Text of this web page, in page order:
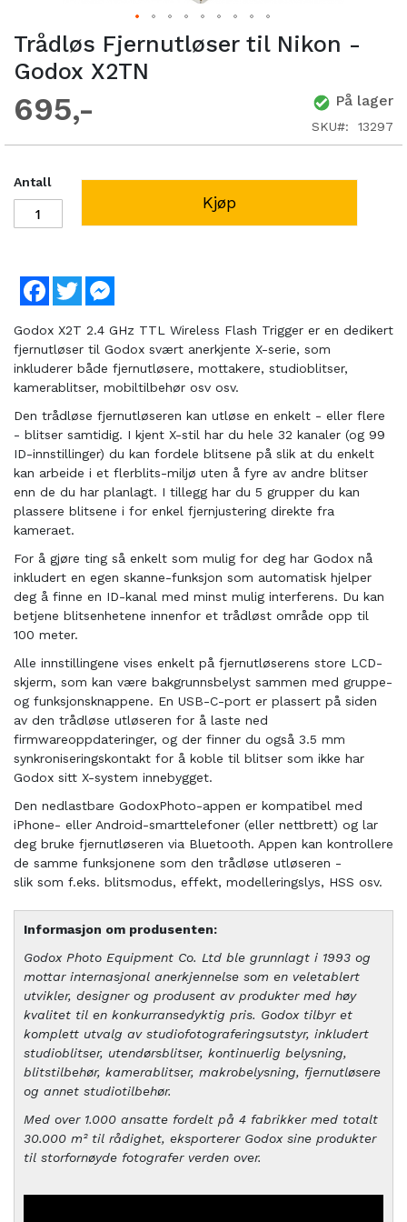
Trådløs Fjernutløser til Nikon -
Godox X2TN
695 På lager
SKU 13297
Antall
Kjøp
Facebook
Twitter
Godox X2T 2.4 GHz TTL Wireless Flash Trigger er en dedikert
fjernutløser til Godox svært anerkjente X-serie, som
inkluderer både fjernutløsere, mottakere, studioblitser,
kamerablitser, mobiltilbehør osv osv.
Den trådløse fjernutløseren kan utløse en enkelt - eller flere
- blitser samtidig. I kjent X-stil har du hele 32 kanaler (og 99
ID-innstillinger) du kan fordele blitsene på slik at du enkelt
kan arbeide i et flerblits-miljø uten å fyre av andre blitser
enn de du har planlagt. I tillegg har du 5 grupper du kan
plassere blitsene i for enkel fjernjustering direkte fra
kameraet.
For å gjøre ting så enkelt som mulig for deg har Godox nå
inkludert en egen skanne-funksjon som automatisk hjelper
deg å finne en ID-kanal med minst mulig interferens. Du kan
betjene blitsenhetene innenfor et trådløst område opp til
100 meter.
Alle innstillingene vises enkelt på fjernutløserens store LCD-
skjerm, som kan være bakgrunnsbelyst sammen med gruppe-
og funksjonsknappene. En USB-C-port er plassert på siden
av den trådløse utløseren for å laste ned
firmwareoppdateringer, og der finner du også 3.5 mm
synkroniseringskontakt for å koble til blitser som ikke har
Godox sitt X-system innebygget.
Den nedlastbare GodoxPhoto-appen er kompatibel med
iPhone- eller Android-smarttelefoner (eller nettbrett) og lar
deg bruke fjernutløseren via Bluetooth. Appen kan kontrollere
de samme funksjonene som den trådløse utløseren -
slik som f.eks. blitsmodus, effekt, modelleringslys, HSS osv.
Informasjon om produsenten:
Godox Photo Equipment Co. Ltd ble grunnlagt i 1993 og
mottar internasjonal anerkjennelse som en veletablert
utvikler, designer og produsent av produkter med høy
kvalitet til en konkurransedyktig pris. Godox tilbyr et
komplett utvalg av studiofotograferingsutstyr, inkludert
studioblitser, utendørsblitser, kontinuerlig belysning,
blitstilbehør, kamerablitser, makrobelysning, fjernutløsere
og annet studiotilbehør.
Med over 1.000 ansatte fordelt på 4 fabrikker med totalt
30.000 m² til rådighet, eksporterer Godox sine produkter
til storfornøyde fotografer verden over.